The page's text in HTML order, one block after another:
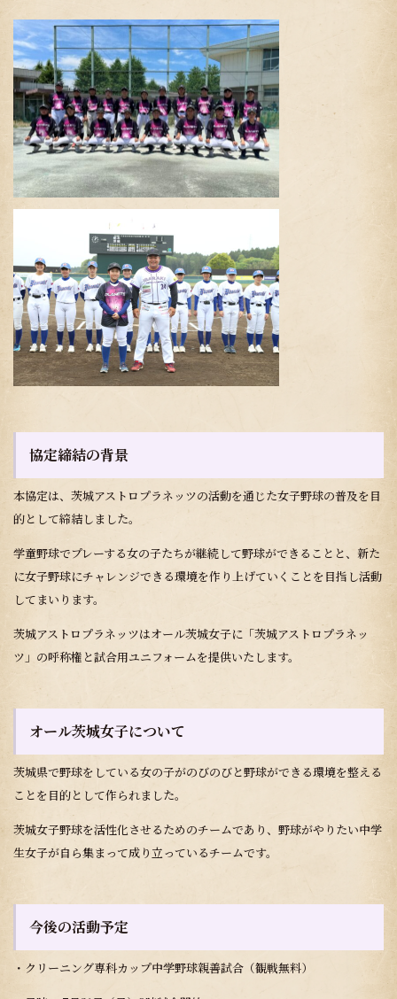
協定締結の背景
本協定は、茨城アストロプラネッツの活動を通じた女子野球の普及を目
的として締結しました。
学童野球でプレーする女の子たちが継続して野球ができることと、新た
に女子野球にチャレンジできる環境を作り上げていくことを目指し活動
してまいります。
茨城アストロプラネッツはオール茨城女子に「茨城アストロプラネッ
ツ」の呼称権と試合用ユニフォームを提供いたします。
オール茨城女子について
茨城県で野球をしている女の子がのびのびと野球ができる環境を整える
ことを目的として作られました。
茨城女子野球を活性化させるためのチームであり、野球がやりたい中学
生女子が自ら集まって成り立っているチームです。
今後の活動予定
・クリーニング専科カップ中学野球親善試合（観戦無料）